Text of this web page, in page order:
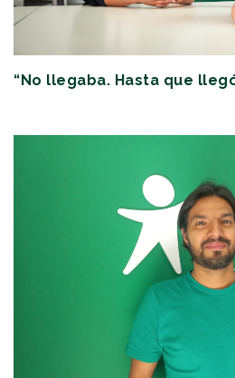
“No llegaba. Hasta que